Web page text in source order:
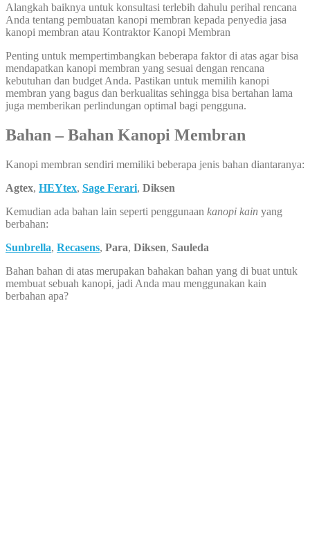
Alangkah baiknya untuk konsultasi terlebih dahulu perihal rencana
Anda tentang pembuatan kanopi membran kepada penyedia jasa
kanopi membran atau Kontraktor Kanopi Membran
Penting untuk mempertimbangkan beberapa faktor di atas agar bisa
mendapatkan kanopi membran yang sesuai dengan rencana
kebutuhan dan budget Anda. Pastikan untuk memilih kanopi
membran yang bagus dan berkualitas sehingga bisa bertahan lama
juga memberikan perlindungan optimal bagi pengguna.
Bahan – Bahan Kanopi Membran
Kanopi membran sendiri memiliki beberapa jenis bahan diantaranya:
Agtex, HEYtex, Sage Ferari, Diksen
Kemudian ada bahan lain seperti penggunaan kanopi kain yang
berbahan:
Sunbrella, Recasens, Para, Diksen, Sauleda
Bahan bahan di atas merupakan bahakan bahan yang di buat untuk
membuat sebuah kanopi, jadi Anda mau menggunakan kain
berbahan apa?